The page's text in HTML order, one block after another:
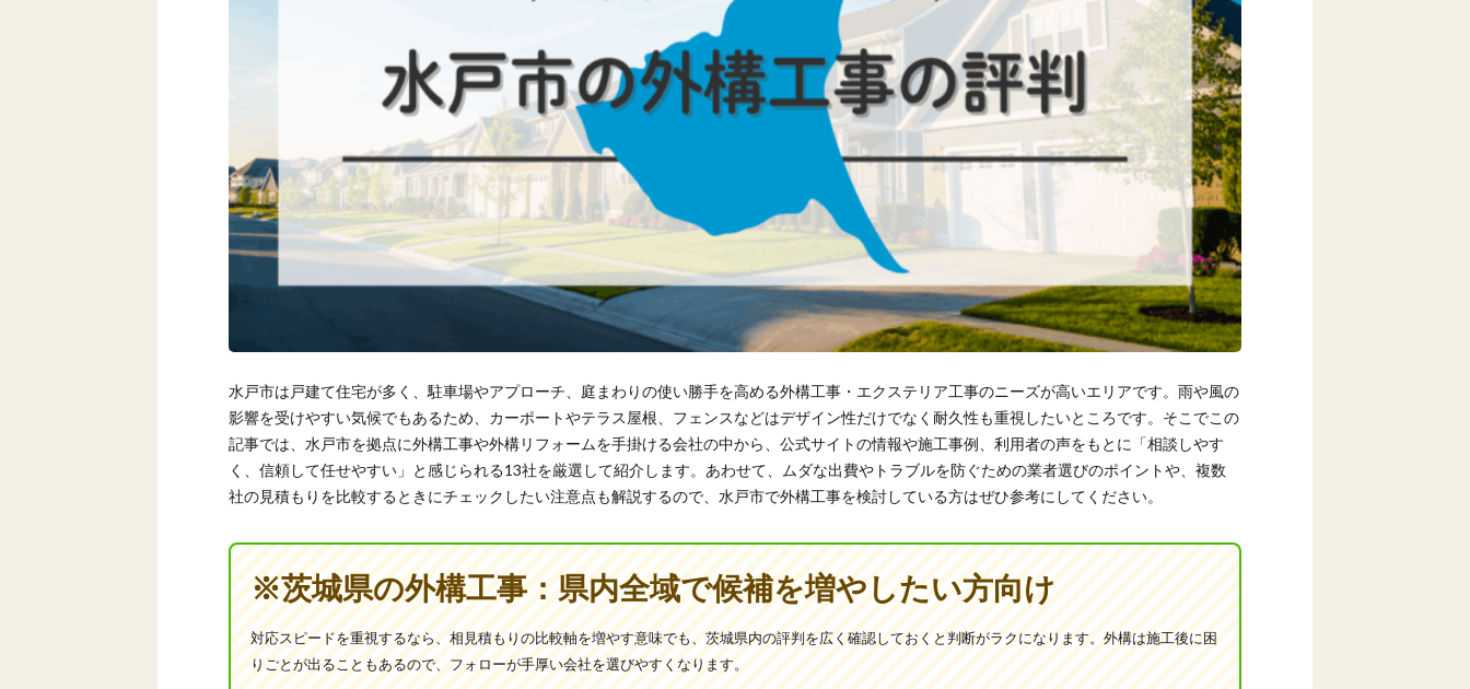
水戸市は戸建て住宅が多く、駐車場やアプローチ、庭まわりの使い勝手を高める外構工事・エクステリア工事のニーズが高いエリアです。雨や風の
影響を受けやすい気候でもあるため、カーポートやテラス屋根、フェンスなどはデザイン性だけでなく耐久性も重視したいところです。そこでこの
記事では、水戸市を拠点に外構工事や外構リフォームを手掛ける会社の中から、公式サイトの情報や施工事例、利用者の声をもとに「相談しやす
く、信頼して任せやすい」と感じられる13社を厳選して紹介します。あわせて、ムダな出費やトラブルを防ぐための業者選びのポイントや、複数
社の見積もりを比較するときにチェックしたい注意点も解説するので、水戸市で外構工事を検討している方はぜひ参考にしてください。
※茨城県の外構工事：県内全域で候補を増やしたい方向け
対応スピードを重視するなら、相見積もりの比較軸を増やす意味でも、茨城県内の評判を広く確認しておくと判断がラクになります。外構は施工後に困
りごとが出ることもあるので、フォローが手厚い会社を選びやすくなります。